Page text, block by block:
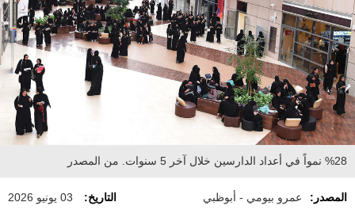
%28 نمواً في أعداد الدارسين خلال آخر 5 سنوات. من المصدر
المصدر: عمرو بيومي - أبوظبي التاريخ: 03 يونيو 2026